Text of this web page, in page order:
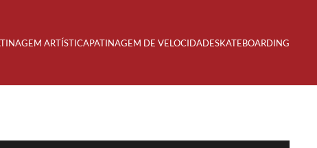
ARTÍSTICAPATINAGEM DE VELOCIDADESKATEBOARDING